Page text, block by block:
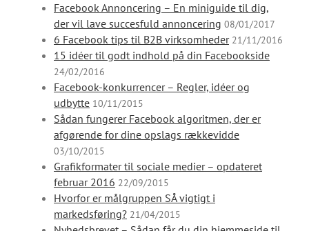
Facebook Annoncering – En miniguide til dig,
der vil lave succesfuld annoncering 08/01/2017
6 Facebook tips til B2B virksomheder 21/11/2016
15 idéer til godt indhold på din Facebookside
24/02/2016
Facebook-konkurrencer – Regler, idéer og
udbytte 10/11/2015
Sådan fungerer Facebook algoritmen, der er
afgørende for dine opslags rækkevidde
03/10/2015
Grafikformater til sociale medier – opdateret
februar 2016 22/09/2015
Hvorfor er målgruppen SÅ vigtigt i
markedsføring? 21/04/2015